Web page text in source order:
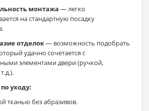
монтажа — легко
на стандартную посадку
отделок— возможность подобрать
удачно сочетается с
элементами двери (ручкой,
уходу:
тканью без абразивов.